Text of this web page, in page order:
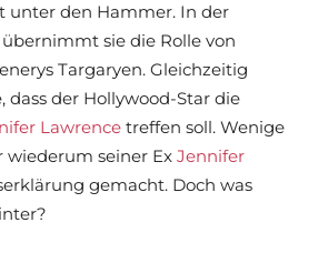
unter den Hammer. In der
sie die Rolle von
Targaryen. Gleichzeitig
dass der Hollywood-Star die
Lawrence treffen soll. Wenige
wiederum seiner Ex Jennifer
gemacht. Doch was